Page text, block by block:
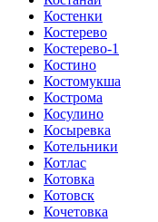
Костенки
Костерево
Костерево-1
Костино
Костомукша
Кострома
Косулино
Косыревка
Котельники
Котлас
Котовка
Котовск
Кочетовка